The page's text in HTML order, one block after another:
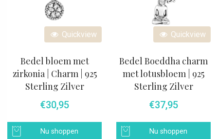
Quickview
Bedel bloem met
zirkonia | Charm | 925
Sterling Zilver
€30,95
Nu shoppen
Quickview
Bedel Boeddha charm
met lotusbloem | 925
Sterling Zilver
€37,95
Nu shoppen